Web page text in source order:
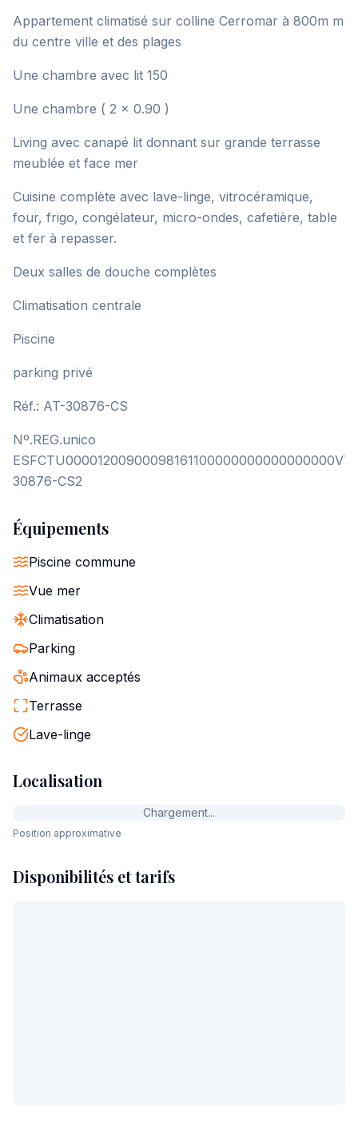
Appartement climatisé sur colline Cerromar à 800m m
du centre ville et des plages
Une chambre avec lit 150
Une chambre ( 2 x 0.90 )
Living avec canapé lit donnant sur grande terrasse
meublée et face mer
Cuisine complète avec lave-linge, vitrocéramique,
four, frigo, congélateur, micro-ondes, cafetière, table
et fer à repasser.
Deux salles de douche complètes
Climatisation centrale
Piscine
parking privé
Réf.: AT-30876-CS
Nº.REG.unico
ESFCTU00001200900098161100000000000000000VT-
30876-CS2
Équipements
Piscine commune
Vue mer
Climatisation
Parking
Animaux acceptés
Terrasse
Lave-linge
Localisation
Chargement...
Position approximative
Disponibilités et tarifs